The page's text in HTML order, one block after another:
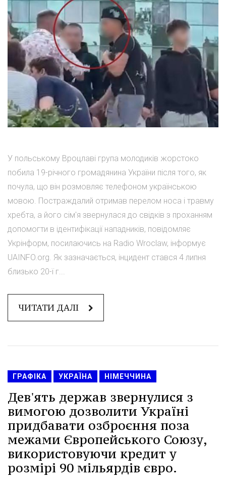
У польському Вроцлаві група молодиків жорстоко
побила 19-річного громадянина України після того, як
почула, що він розмовляє телефоном українською
мовою. Постраждалий отримав перелом носа і травму
хребта, а його сім'я звернулася до свідків з проханням
допомогти в ідентифікації нападників, повідомляє
Укрінформ, посилаючись на Radio Wroclaw, інформує
UAINFO.org. Як зазначається, інцидент стався 4 липня
близько 20-ї г...
ЧИТАТИ ДАЛІ
ГРАФІКА УКРАЇНА НІМЕЧЧИНА
Дев'ять держав звернулися з
вимогою дозволити Україні
придбавати озброєння поза
межами Європейського Союзу,
використовуючи кредит у
розмірі 90 мільярдів євро.